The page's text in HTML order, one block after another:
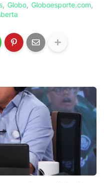
Globo Globoesporte.com